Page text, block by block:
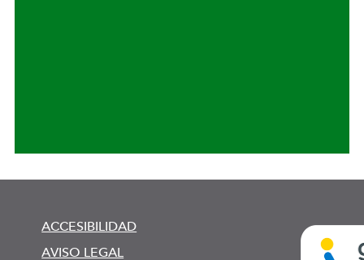
ACCESIBILIDAD
AVISO LEGAL